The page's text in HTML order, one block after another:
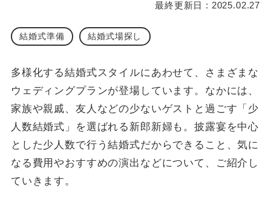
最終更新日 : 2025.02.27
結婚式準備 結婚式場探し
多様化する結婚式スタイルにあわせて、さまざまな
ウェディングプランが登場しています。なかには、
家族や親戚、友人などの少ないゲストと過ごす「少
人数結婚式」を選ばれる新郎新婦も。披露宴を中心
とした少人数で行う結婚式だからできること、気に
なる費用やおすすめの演出などについて、ご紹介し
ていきます。